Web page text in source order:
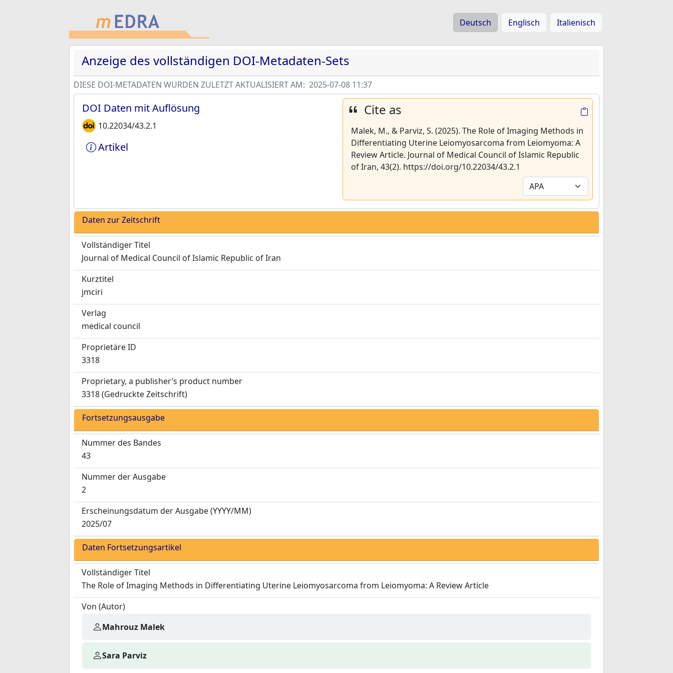
Deutsch Englisch Italienisch
Anzeige des vollständigen DOI-Metadaten-Sets
DIESE DOI-METADATEN WURDEN ZULETZT AKTUALISIERT AM: 2025-07-08 11:37
DOI Daten mit Auflösung
10.22034/43.2.1
Artikel
Cite as
Malek, M., & Parviz, S. (2025). The Role of Imaging Methods in
Differentiating Uterine Leiomyosarcoma from Leiomyoma: A
Review Article. Journal of Medical Council of Islamic Republic
of Iran, 43(2). https://doi.org/10.22034/43.2.1
Daten zur Zeitschrift
Vollständiger Titel
Journal of Medical Council of Islamic Republic of Iran
Kurztitel
jmciri
Verlag
medical council
Proprietäre ID
3318
Proprietary, a publisher’s product number
3318 (Gedruckte Zeitschrift)
Fortsetzungsausgabe
Nummer des Bandes
43
Nummer der Ausgabe
2
Erscheinungsdatum der Ausgabe(YYYY/MM)
2025/07
Daten Fortsetzungsartikel
Vollständiger Titel
The Role of Imaging Methods in Differentiating Uterine Leiomyosarcoma from Leiomyoma: A Review Article
Von (Autor)
Mahrouz Malek
Sara Parviz